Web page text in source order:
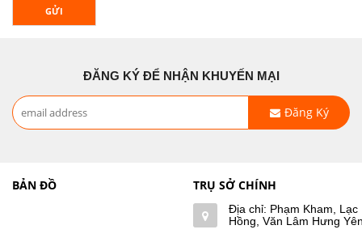
GỬI
ĐĂNG KÝ ĐỂ NHẬN KHUYẾN MẠI
Đăng Ký
BẢN ĐỒ TRỤ SỞ CHÍNH
Địa chỉ: Phạm Kham, Lạc
Hồng, Văn Lâm Hưng